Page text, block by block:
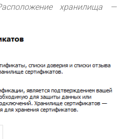
хранилища —